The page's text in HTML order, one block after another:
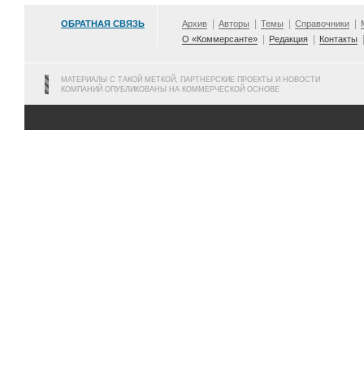
ОБРАТНАЯ СВЯЗЬ Архив Авторы Темы Справочники
О «Коммерсанте»
Редакция Контакты
МАТЕРИАЛЫ С ТАКОЙ МЕТКОЙ, ПАРТНЕРСКИЕ ПРОЕКТЫ И НОВОСТИ
КОМПАНИЙ ОПУБЛИКОВАНЫ НА КОММЕРЧЕСКОЙ ОСНОВЕ